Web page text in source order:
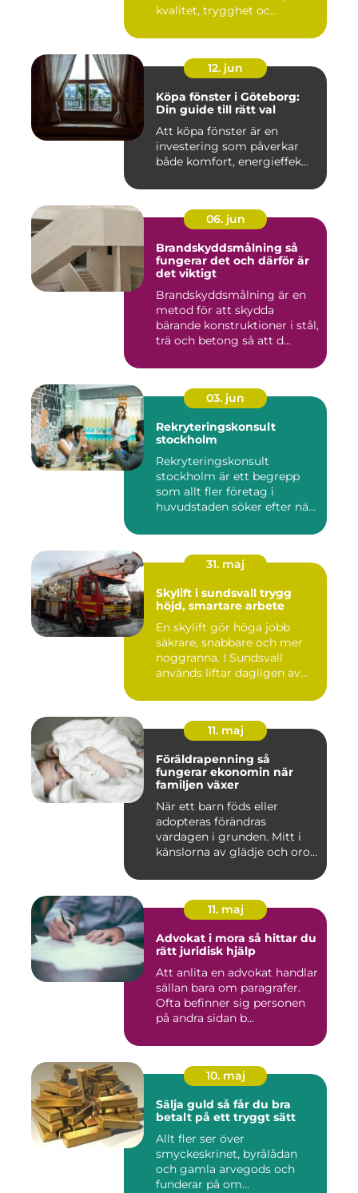
kvalitet, trygghet oc...
12. jun
Köpa fönster i Göteborg:
Din guide till rätt val
Att köpa fönster är en
investering som påverkar
både komfort, energieffek...
06. jun
Brandskyddsmålning så
fungerar det och därför är
det viktigt
Brandskyddsmålning är en
metod för att skydda
bärande konstruktioner i stål,
trä och betong så att d...
03. jun
Rekryteringskonsult
stockholm
Rekryteringskonsult
stockholm är ett begrepp
som allt fler företag i
huvudstaden söker efter när
31. maj
Skylift i sundsvall trygg
höjd, smartare arbete
En skylift gör höga jobb
säkrare, snabbare och mer
noggranna. I Sundsvall
används liftar dagligen av...
11. maj
Föräldrapenning så
fungerar ekonomin när
familjen växer
När ett barn föds eller
adopteras förändras
vardagen i grunden. Mitt i
känslorna av glädje och oro
11. maj
Advokat i mora så hittar du
rätt juridisk hjälp
Att anlita en advokat handlar
sällan bara om paragrafer.
Ofta befinner sig personen
på andra sidan b...
10. maj
Sälja guld så får du bra
betalt på ett tryggt sätt
Allt fler ser över
smyckeskrinet, byrålådan
och gamla arvegods och
funderar på om